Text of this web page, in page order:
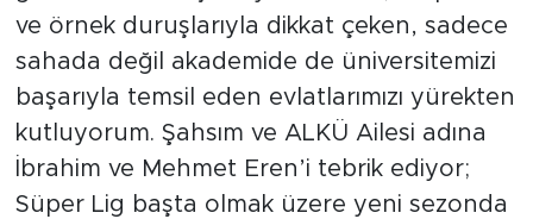
ve örnek duruşlarıyla dikkat çeken, sadece
sahada değil akademide de üniversitemizi
başarıyla temsil eden evlatlarımızı yürekten
kutluyorum. Şahsım ve ALKÜ Ailesi adına
İbrahim ve Mehmet Eren’i tebrik ediyor;
Süper Lig başta olmak üzere yeni sezonda